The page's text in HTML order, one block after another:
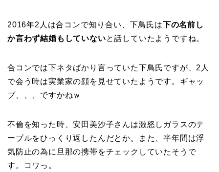
2016年2人は合コンで知り合い、下鳥氏は下の名前し
か言わず結婚もしていないと話していたようですね。
合コンでは下ネタばかり言っていた下鳥氏ですが、2人
で会う時は実業家の顔を見せていたようです。ギャッ
プ、、、ですかねｗ
不倫を知った時、安田美沙子さんは激怒しガラスのテ
ーブルをひっくり返したんだとか。また、半年間は浮
気防止の為に旦那の携帯をチェックしていたそうで
す。コワっ。